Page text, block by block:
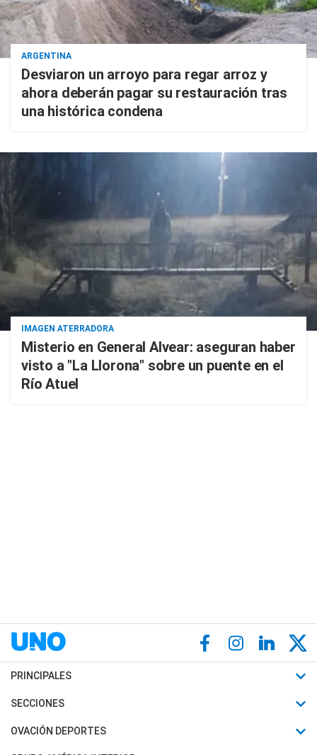
ARGENTINA
Desviaron un arroyo para regar arroz y
ahora deberán pagar su restauración tras
una histórica condena
IMAGEN ATERRADORA
Misterio en General Alvear: aseguran haber
visto a "La Llorona" sobre un puente en el
Río Atuel
PRINCIPALES
Últimas Noticias
Política
SECCIONES
Horóscopo
OVACIÓN DEPORTES